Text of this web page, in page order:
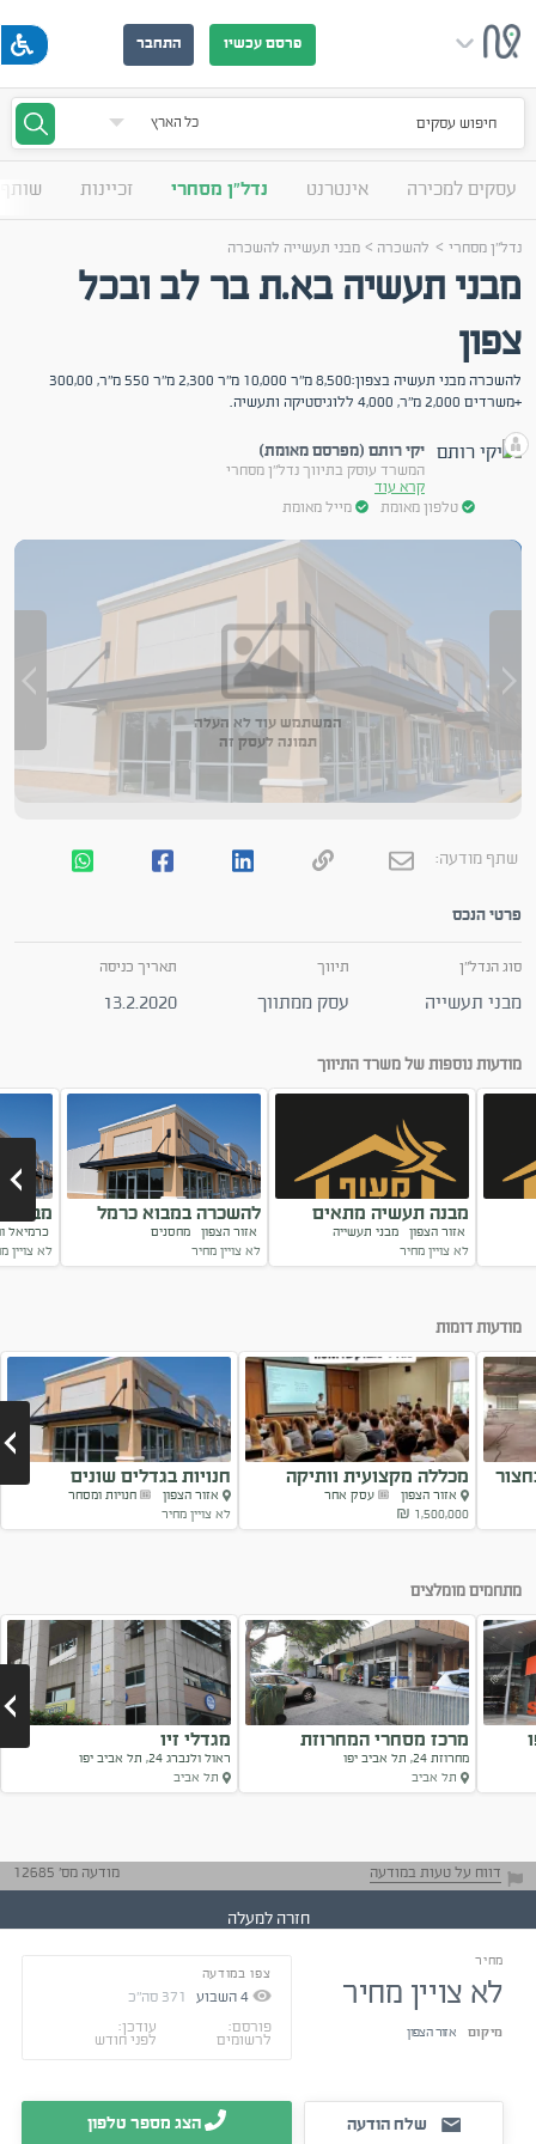
פרסם עכשיו התחבר
חיפוש עסקים
עסקים למכירה אינטרנט נדל"ן מסחרי זכיינות
מחיר
לא צויין מחיר
מיקום אזור הצפון
צפו במודעה
4השבוע 371 סה"כ
פורסם:
לרשומים
עודכן:
לפני חודש
שלח הודעה הצג מספר טלפון
נדל"ן מסחרי> להשכרה >מבני תעשייה להשכרה
מבני תעשיה בא.ת בר לב ובכל
צפון
להשכרה מבני תעשיה בצפון:8,500 מ"ר 10,000 מ"ר 2,300 מ"ר 550 מ"ר, 300,00
+משרדים 2,000 מ"ר, 4,000 ללוגיסטיקה ותעשיה.
יקי רותם (מפרסם מאומת)
המשרד עוסק בתיווך נדל"ן מסחרי
קרא עוד
טלפון מאומת
מייל מאומת
המשתמש עוד לא העלה
תמונה לעסק זה
שתף מודעה:
פרטי הנכס
סוג הנדל"ן
מבני תעשייה
תיווך
עסק ממתווך
תאריך כניסה
13.2.2020
מודעות נוספות של משרד התיווך
מבנה תעשיה מתאים
לאכסנה
אזור הצפון מבני תעשייה
לא צויין מחיר
להשכרה במבוא כרמל
בית קירור
אזור הצפון מחסנים
לא צויין מחיר
מבנה
כרמיאל
לא צויין
מודעות דומות
מכללה מקצועית וותיקה
בצפון
אזור הצפון
עסק אחר
1,500,000 ₪
חנויות בגדלים שונים
אזור הצפון
חנויות ומסחר
לא צויין מחיר
מתחמים מומלצים
מרכז מסחרי המחרוזת
מחרוזת 24, תל אביב יפו
תל אביב
מגדלי זיו
ראול ולנברג 24, תל אביב יפו
תל אביב
דווח על טעות במודעה מודעה מס' 12685
חזרה למעלה
טיפים ליזמים
התייעצו עם בעלי
נסיון
התקשרו בצורה
מכובדת